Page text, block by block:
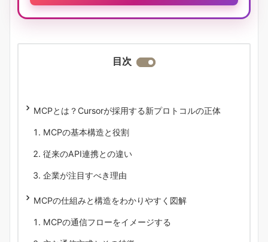
目次
MCPとは？Cursorが採用する新プロトコルの正体
MCPの基本構造と役割
従来のAPI連携との違い
企業が注目すべき理由
MCPの仕組みと構造をわかりやすく図解
MCPの通信フローをイメージする